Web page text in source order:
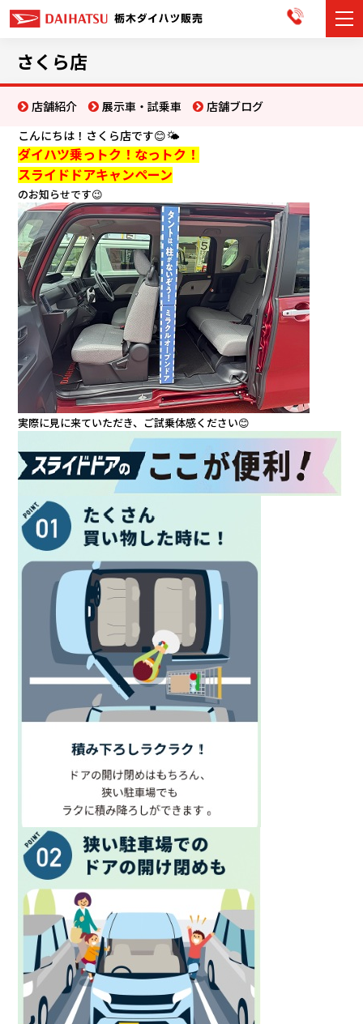
展示車・試乗車
イベント・キャンペーン
ご購入者サポート
アフターサポート
会社情報
リコ
お問
さくら店
店舗紹介 展示車・試乗車
店舗ブログ
こんにちは！さくら店です😊🌤️
ダイハツ乗っトク！なっトク！
スライドドアキャンペーン
のお知らせです😉
実際に見に来ていただき、ご試乗体感ください😊